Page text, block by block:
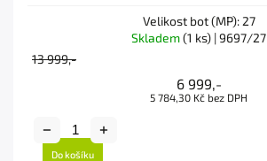
Velikost bot (MP): 27
Skladem(1 ks) | 9697/27
13 999,-
6 999,-
5 784,30 Kč bez DPH
Do košíku